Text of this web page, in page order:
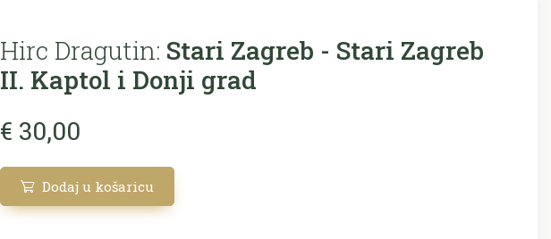
Hirc Dragutin: Stari Zagreb - Stari Zagreb
II. Kaptol i Donji grad
€ 30,00
Dodaj u košaricu